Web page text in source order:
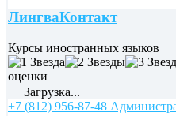
ЛингваКонтакт
Курсы иностранных языков
оценки
Загрузка...
+7 (812) 956-87-48